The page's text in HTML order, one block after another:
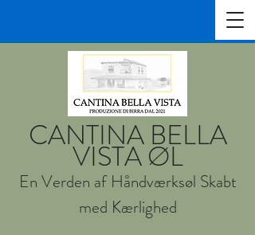
CANTINA BELLA
VISTA ØL
En Verden af Håndværksøl Skabt
med Kærlighed